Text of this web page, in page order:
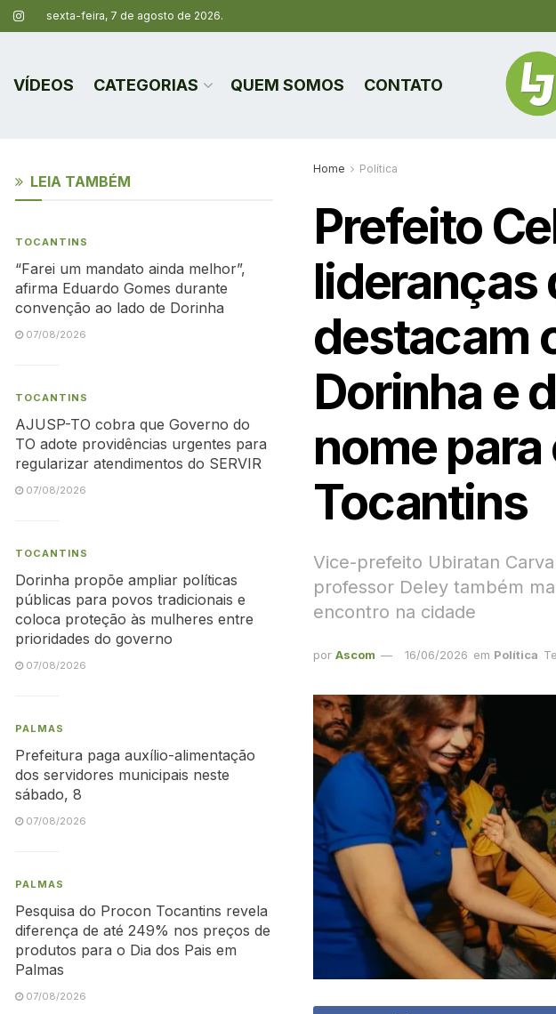
sexta-feira, 7 de agosto de 2026.
VÍDEOS CATEGORIAS QUEM SOMOS CONTATO
Home Política
Prefeito
lideranças
destacam
Dorinha e
nome
Tocantins
Vice-prefeito Ubiratan
professor Deley também
encontro na cidade
por Ascom 16/06/2026 em Política
LEIA TAMBÉM
TOCANTINS
“Farei um mandato ainda melhor”,
afirma Eduardo Gomes durante
convenção ao lado de Dorinha
07/08/2026
TOCANTINS
AJUSP-TO cobra que Governo do
TO adote providências urgentes para
regularizar atendimentos do SERVIR
07/08/2026
TOCANTINS
Dorinha propõe ampliar políticas
públicas para povos tradicionais e
coloca proteção às mulheres entre
prioridades do governo
07/08/2026
PALMAS
Prefeitura paga auxílio-alimentação
dos servidores municipais neste
sábado, 8
07/08/2026
PALMAS
Pesquisa do Procon Tocantins revela
diferença de até 249% nos preços de
produtos para o Dia dos Pais em
Palmas
07/08/2026